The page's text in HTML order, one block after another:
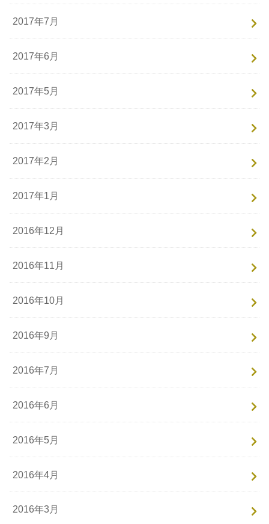
2017年7月
2017年6月
2017年5月
2017年3月
2017年2月
2017年1月
2016年12月
2016年11月
2016年10月
2016年9月
2016年7月
2016年6月
2016年5月
2016年4月
2016年3月